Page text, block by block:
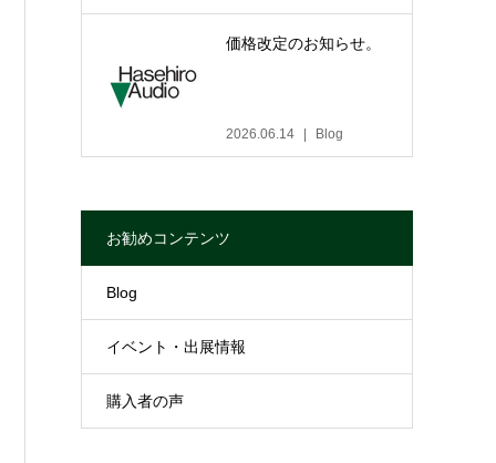
価格改定のお知らせ。
2026.06.14 Blog
お勧めコンテンツ
Blog
イベント・出展情報
購入者の声